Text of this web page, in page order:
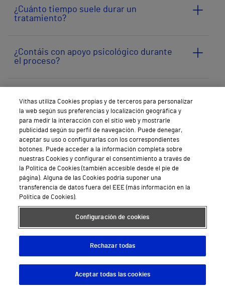
¿Cuánto tiempo suele durar un
tratamiento?
¿Contáis con apoyo psicológico durante
el proceso?
Solicita ya tucita
informativa
Vithas utiliza Cookies propias y de terceros para personalizar
la web según sus preferencias y localización geográfica y
para medir la interacción con el sitio web y mostrarle
publicidad según su perfil de navegación. Puede denegar,
aceptar su uso o configurarlas con los correspondientes
botones. Puede acceder a la información completa sobre
nuestras Cookies y configurar el consentimiento a través de
la Política de Cookies (también accesible desde el pie de
página). Alguna de las Cookies podría suponer una
transferencia de datos fuera del EEE (más información en la
Política de Cookies).
Configuración de cookies
Rechazar todas
Aceptar todas las cookies